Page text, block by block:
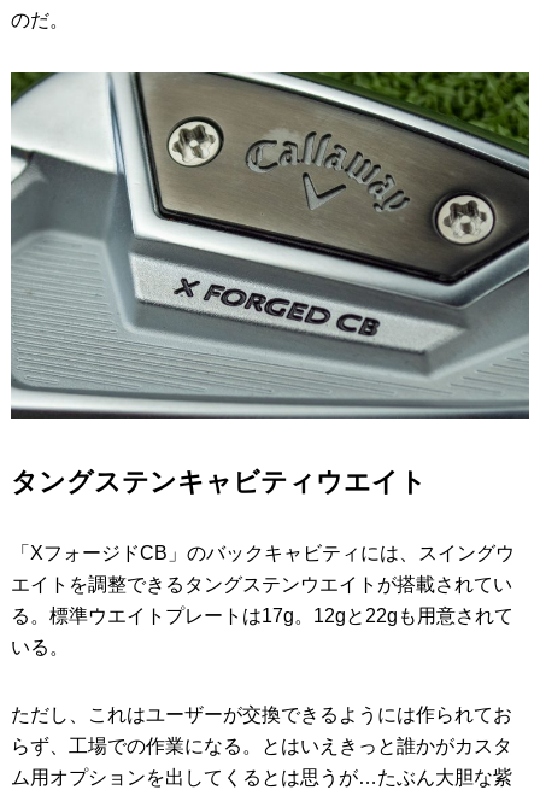
のだ。
タングステンキャビティウエイト
「XフォージドCB」のバックキャビティには、スイングウ
エイトを調整できるタングステンウエイトが搭載されてい
る。標準ウエイトプレートは17g。12gと22gも用意されて
いる。
ただし、これはユーザーが交換できるようには作られてお
らず、工場での作業になる。とはいえきっと誰かがカスタ
ム用オプションを出してくるとは思うが…たぶん大胆な紫